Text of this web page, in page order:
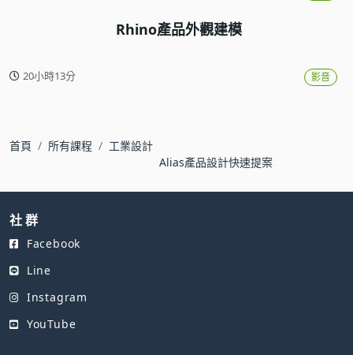
Rhino產品外觀建模
20小時13分 影音
首頁 所有課程
工業設計
Alias產品設計快速提案
社 群
Facebook
Line
Instagram
YouTube